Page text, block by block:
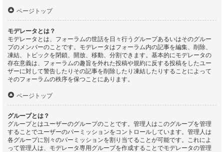
ページトップ
モデレータとは？
モデレータとは、フォーラムの世話を日々行うグループあるいはそのグルー
プのメンバーのことです。モデレータはフォーラム内の記事を編集、削除、
凍結、トピックを閉鎖、開放、移動、分割できます。基本的にモデレータの
存在意義は、フォーラムの趣旨を外れた投稿や規約に反する投稿をしたユー
ザーに対して警告したりその記事を削除したり凍結したりすることによって
そのフォーラムの秩序を保つことにあります。
ページトップ
グループとは？
グループとはユーザーのグループのことです。管理人はこのグループを管理
することでユーザーのパーミッションをコントロールしています。管理人は
各グループに別々のパーミッションを割り当てることが可能です。これによ
って管理人は、モデレータ専用グループを作成することでモデレータの管理